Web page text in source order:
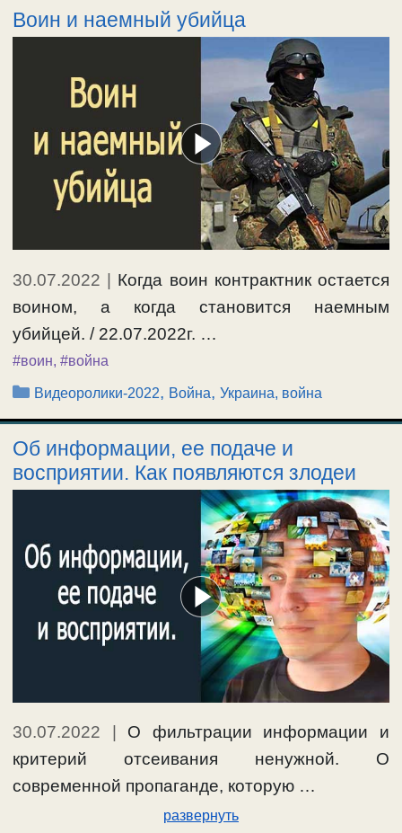
Воин и наемный убийца
30.07.2022 | Когда воин контрактник остается
воином, а когда становится наемным
убийцей. / 22.07.2022г. …
#воин, #война
Рубрики
Видеоролики-2022, Война,Украина, война
Об информации, ее подаче и
восприятии. Как появляются злодеи
30.07.2022
О фильтрации информации и
критерий отсеивания ненужной. О
современной пропаганде, которую …
развернуть